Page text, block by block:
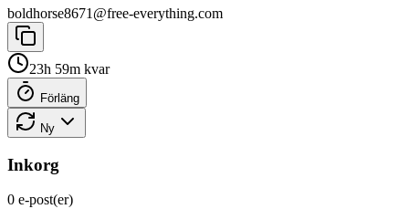
boldhorse8671@free-everything.com
23h 59m kvar
Förläng
Ny
Inkorg
0 e-post(er)